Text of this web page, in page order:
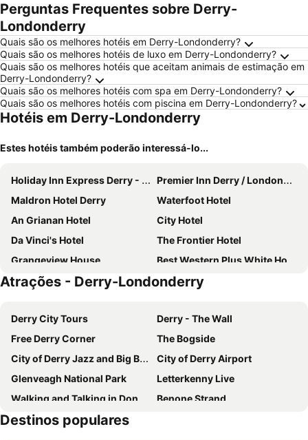
Perguntas Frequentes sobre Derry-
Londonderry
Quais são os melhores hotéis em Derry-Londonderry?
Quais são os melhores hotéis de luxo em Derry-Londonderry?
Quais são os melhores hotéis que aceitam animais de estimação em
Derry-Londonderry?
Quais são os melhores hotéis com spa em Derry-Londonderry?
Quais são os melhores hotéis com piscina em Derry-Londonderry?
Hotéis em Derry-Londonderry
Estes hotéis também poderão interessá-lo...
Holiday Inn Express Derry - Londonderry By Ihg
Premier Inn Derry / Londonderry
Maldron Hotel Derry
Waterfoot Hotel
An Grianan Hotel
City Hotel
Da Vinci's Hotel
The Frontier Hotel
Grangeview House
Best Western Plus White Horse Hotel
Number 43
Elagh View Bed & Breakfast
The Harbour Inn
Hotel Rathmullan House
Atrações - Derry-Londonderry
Derry City Tours
Derry - The Wall
Free Derry Corner
The Bogside
City of Derry Jazz and Big Band Festival
City of Derry Airport
Glenveagh National Park
Letterkenny Live
Walking and Talking in Donegal
Benone Strand
Mussenden Temple and Downhill Demesne
Destinos populares